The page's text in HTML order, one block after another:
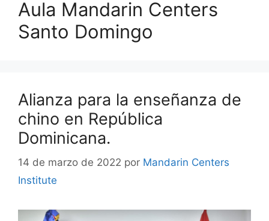
Aula Mandarin Centers
Santo Domingo
Alianza para la enseñanza de
chino en República
Dominicana.
14 de marzo de 2022 por Mandarin Centers
Institute